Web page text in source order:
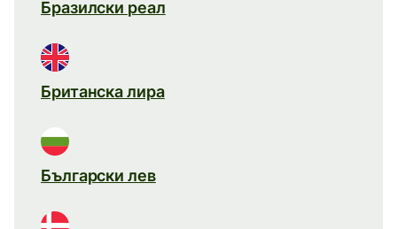
Бразилски реал
Британска лира
Български лев